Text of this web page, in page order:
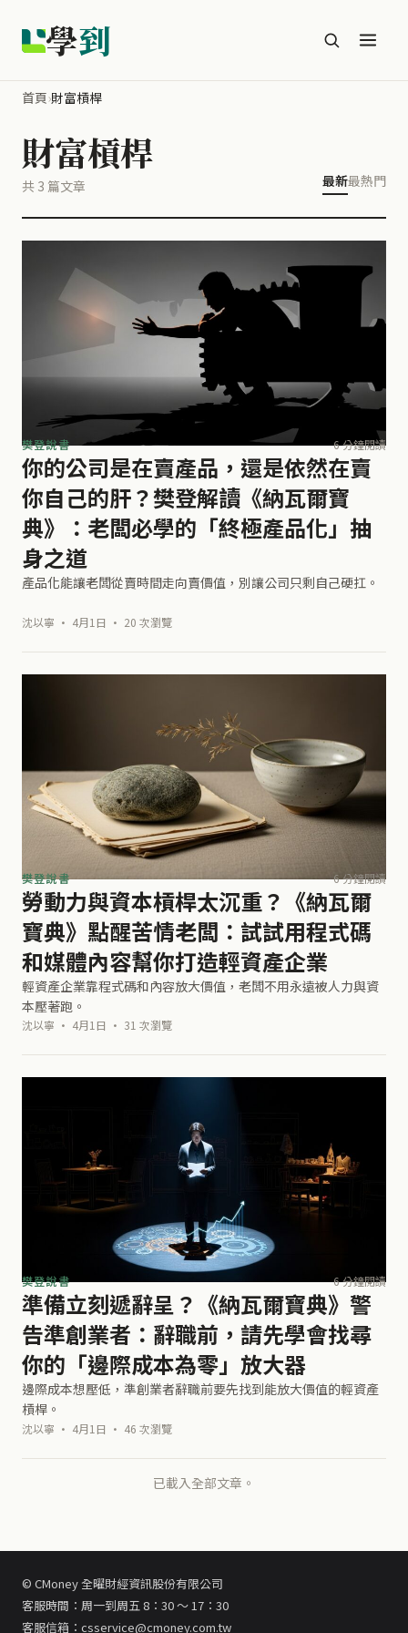
學到
首頁›財富槓桿
財富槓桿
共 3 篇文章 最新最熱門
樊登說書 6 分鐘閱讀
你的公司是在賣產品，還是依然在賣
你自己的肝？樊登解讀《納瓦爾寶
典》：老闆必學的「終極產品化」抽
身之道
產品化能讓老闆從賣時間走向賣價值，別讓公司只剩自己硬扛。
沈以寧 · 4月1日 · 20 次瀏覽
樊登說書 6 分鐘閱讀
勞動力與資本槓桿太沉重？《納瓦爾
寶典》點醒苦情老闆：試試用程式碼
和媒體內容幫你打造輕資產企業
輕資產企業靠程式碼和內容放大價值，老闆不用永遠被人力與資
本壓著跑。
沈以寧 · 4月1日 · 31 次瀏覽
樊登說書 6 分鐘閱讀
準備立刻遞辭呈？《納瓦爾寶典》警
告準創業者：辭職前，請先學會找尋
你的「邊際成本為零」放大器
邊際成本想壓低，準創業者辭職前要先找到能放大價值的輕資產
槓桿。
沈以寧 · 4月1日 · 46 次瀏覽
已載入全部文章。
© CMoney 全曜財經資訊股份有限公司
客服時間：周一到周五 8：30 ～ 17：30
客服信箱：csservice@cmoney.com.tw